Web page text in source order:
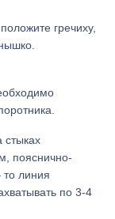
гречиху,
стыках
пояснично-
то линия
по 3-4